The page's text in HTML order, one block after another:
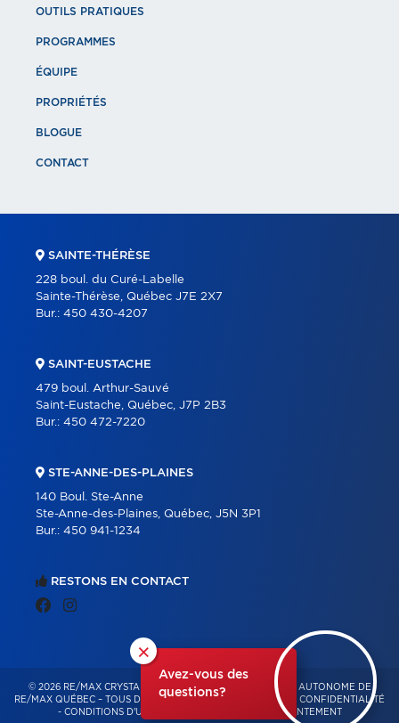
×
Avez-vous des
questions?
OUTILS PRATIQUES
PROGRAMMES
ÉQUIPE
PROPRIÉTÉS
BLOGUE
CONTACT
RESTONS EN CONTACT
SAINTE-THÉRÈSE
228 boul. du Curé-Labelle
Sainte-Thérèse, Québec J7E 2X7
Bur.: 450 430-4207
SAINT-EUSTACHE
479 boul. Arthur-Sauvé
Saint-Eustache, Québec, J7P 2B3
Bur.: 450 472-7220
STE-ANNE-DES-PLAINES
140 Boul. Ste-Anne
Ste-Anne-des-Plaines, Québec, J5N 3P1
Bur.: 450 941-1234
© 2026 RE/MAX CRYSTAL – FRANCHISÉ INDÉPENDANT ET AUTONOME DE
RE/MAX QUÉBEC – TOUS DROITS RÉSERVÉS -
POLITIQUE DE CONFIDENTIALITÉ
- CONDITIONS D'UTILISATION GESTION DU CONSENTEMENT